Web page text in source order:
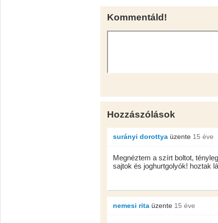
Kommentáld!
Hozzászólások
surányi dorottya üzente 15 éve
Megnéztem a szírt boltot,
sajtok és joghurtgolyók! hoztak
nemesi rita üzente 15 éve